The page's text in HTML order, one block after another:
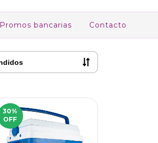
Promos bancarias Contacto
30%
OFF